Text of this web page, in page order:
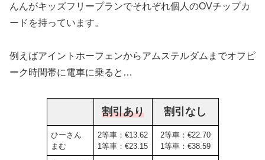
んんがキッズフリープランでそれぞれ個人のOVチップカ
ードを持っています。
例えばアイントホーフェンからアムステルダムまでオフピ
ーク時間帯に電車に乗ると…
割引あり 割引なし
ひーさん
まむ
2等車：€13.62
1等車：€23.15
2等車：€22.70
1等車：€38.59